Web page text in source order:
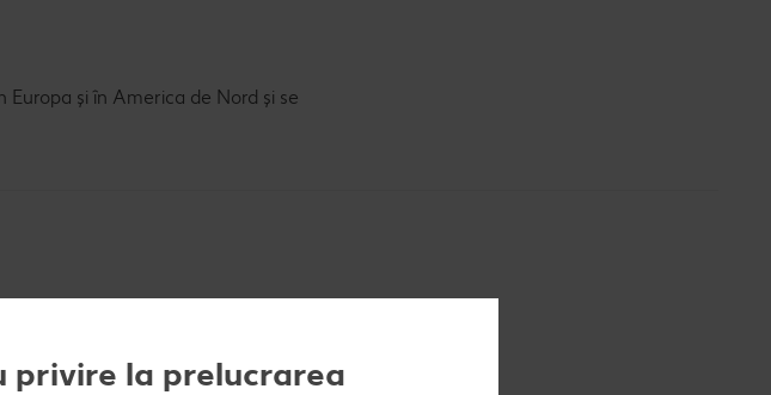
și în America de Nord și se
privire la prelucrarea